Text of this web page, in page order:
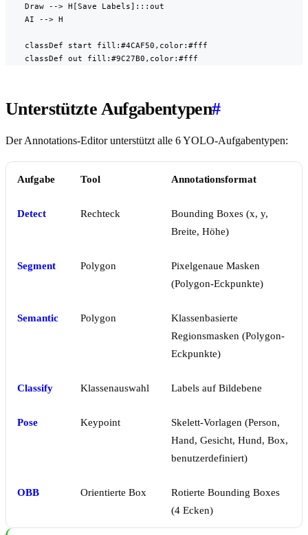
    Draw --> H[Save Labels]:::out
    AI --> H
    classDef start fill:#4CAF50,color:#fff
    classDef out fill:#9C27B0,color:#fff
Unterstützte Aufgabentypen#
Der Annotations-Editor unterstützt alle 6 YOLO-Aufgabentypen:
Aufgabe Tool Annotationsformat
Detect Rechteck
Bounding Boxes (x, y,
Breite, Höhe)
Segment Polygon
Pixelgenaue Masken
(Polygon-Eckpunkte)
Semantic Polygon
Klassenbasierte
Regionsmasken (Polygon-
Eckpunkte)
Classify Klassenauswahl Labels auf Bildebene
Pose Keypoint
Skelett-Vorlagen (Person,
Hand, Gesicht, Hund, Box,
benutzerdefiniert)
OBB Orientierte Box
Rotierte Bounding Boxes
(4 Ecken)